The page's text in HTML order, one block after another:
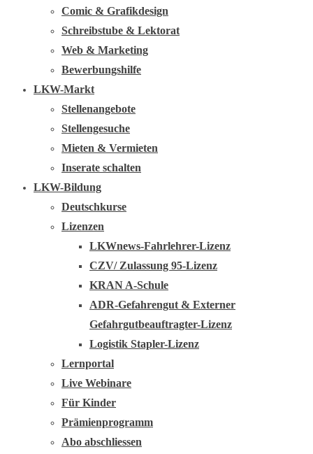
Comic & Grafikdesign
Schreibstube & Lektorat
Web & Marketing
Bewerbungshilfe
LKW-Markt
Stellenangebote
Stellengesuche
Mieten & Vermieten
Inserate schalten
LKW-Bildung
Deutschkurse
Lizenzen
LKWnews-Fahrlehrer-Lizenz
CZV/ Zulassung 95-Lizenz
KRAN A-Schule
ADR-Gefahrengut & Externer
Gefahrgutbeauftragter-Lizenz
Logistik Stapler-Lizenz
Lernportal
Live Webinare
Für Kinder
Prämienprogramm
Abo abschliessen